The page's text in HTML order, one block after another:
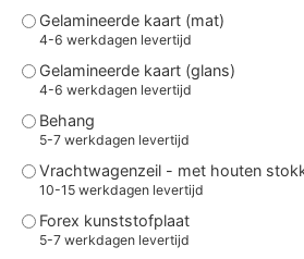
Gelamineerde kaart (mat)
4-6 werkdagen levertijd
Gelamineerde kaart (glans)
4-6 werkdagen levertijd
Behang
5-7 werkdagen levertijd
Vrachtwagenzeil - met houten
10-15 werkdagen levertijd
Forex kunststofplaat
5-7 werkdagen levertijd